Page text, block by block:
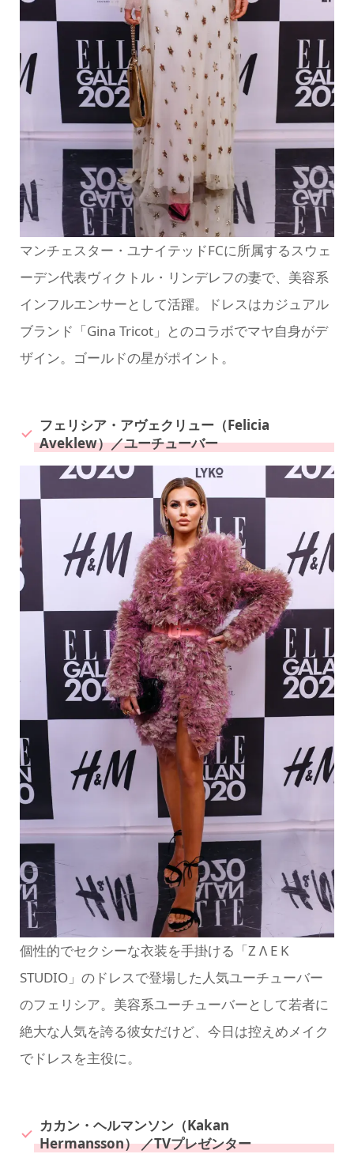
マンチェスター・ユナイテッドFCに所属するスウェ
ーデン代表ヴィクトル・リンデレフの妻で、美容系
インフルエンサーとして活躍。ドレスはカジュアル
ブランド「Gina Tricot」とのコラボでマヤ自身がデ
ザイン。ゴールドの星がポイント。
フェリシア・アヴェクリュー（Felicia
Aveklew）／ユーチューバー
個性的でセクシーな衣装を手掛ける「Z Λ E K
STUDIO」のドレスで登場した人気ユーチューバー
のフェリシア。美容系ユーチューバーとして若者に
絶大な人気を誇る彼女だけど、今日は控えめメイク
でドレスを主役に。
カカン・ヘルマンソン（Kakan
Hermansson） ／TVプレゼンター